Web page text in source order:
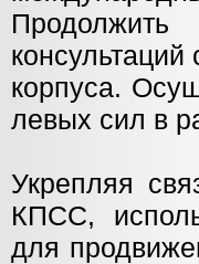
Продолжить
корпуса.
левых сил в
Укрепляя
КПСС,
для